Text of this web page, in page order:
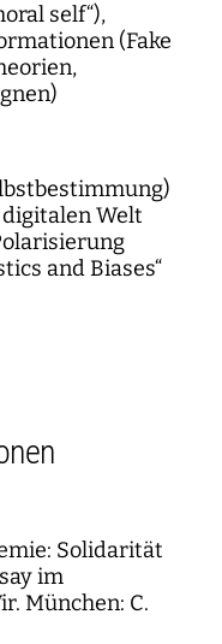
self“),
(Fake
Welt
and Biases“
Solidarität
im
München: C.